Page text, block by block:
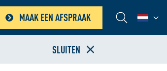
MAAK EEN AFSPRAAK
SLUITEN